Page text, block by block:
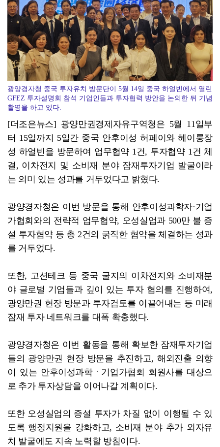
광양경자청 중국 투자유치 방문단이 5월 14일 중국 하얼빈에서 열린
GFEZ 투자설명회 참석 기업인들과 투자협력 방안을 논의한 뒤 기념
촬영을 하고 있다.
[더조은뉴스] 광양만권경제자유구역청은 5월 11일부
터 15일까지 5일간 중국 안후이성 허페이와 헤이룽장
성 하얼빈을 방문하여 업무협약 1건, 투자협약 1건 체
결, 이차전지 및 소비재 분야 잠재투자기업 발굴이라
는 의미 있는 성과를 거두었다고 밝혔다.
광양경자청은 이번 방문을 통해 안후이성과학자·기업
가협회와의 전략적 업무협약, 오성실업과 500만 불 증
설 투자협약 등 총 2건의 굵직한 협약을 체결하는 성과
를 거두었다.
또한, 고션테크 등 중국 굴지의 이차전지와 소비재분
야 글로벌 기업들과 깊이 있는 투자 협의를 진행하여,
광양만권 현장 방문과 투자검토를 이끌어내는 등 미래
잠재 투자 네트워크를 대폭 확충했다.
광양경자청은 이번 활동을 통해 확보한 잠재투자기업
들의 광양만권 현장 방문을 추진하고, 해외진출 의향
이 있는 안후이성과학ㆍ기업가협회 회원사를 대상으
로 추가 투자상담을 이어나갈 계획이다.
또한 오성실업의 증설 투자가 차질 없이 이행될 수 있
도록 행정지원을 강화하고, 소비재 분야 추가 외자유
치 발굴에도 지속 노력할 방침이다.